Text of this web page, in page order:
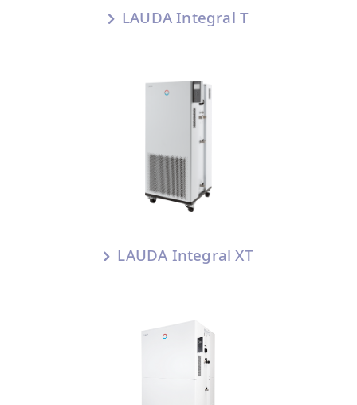
LAUDA Integral T
LAUDA Integral XT